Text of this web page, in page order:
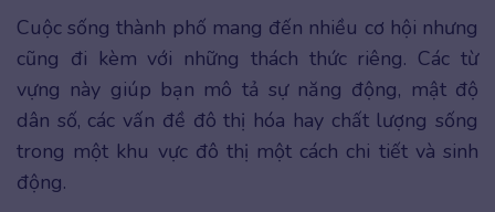
Cuộc sống thành phố mang đến nhiều cơ hội nhưng
cũng đi kèm với những thách thức riêng. Các từ
vựng này giúp bạn mô tả sự năng động, mật độ
dân số, các vấn đề đô thị hóa hay chất lượng sống
trong một khu vực đô thị một cách chi tiết và sinh
động.